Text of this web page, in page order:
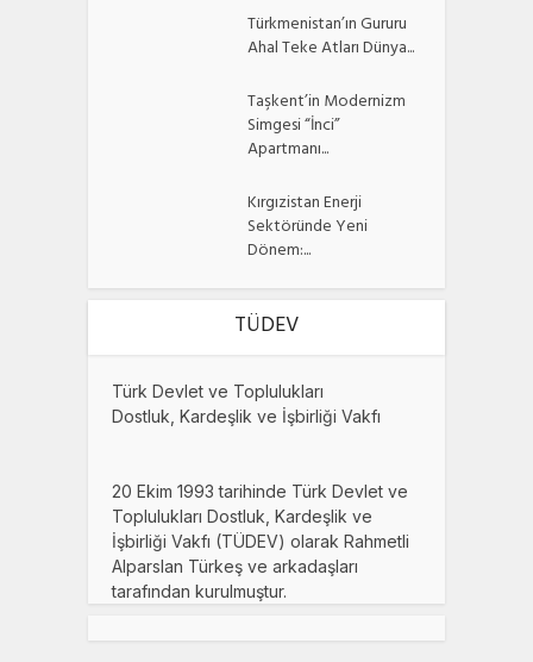
Türkmenistan’ın Gururu
Ahal Teke Atları Dünya...
Taşkent’in Modernizm
Simgesi “İnci”
Apartmanı...
Kırgızistan Enerji
Sektöründe Yeni
Dönem:...
TÜDEV
Türk Devlet ve Toplulukları
Dostluk, Kardeşlik ve İşbirliği Vakfı
20 Ekim 1993 tarihinde Türk Devlet ve
Toplulukları Dostluk, Kardeşlik ve
İşbirliği Vakfı (TÜDEV) olarak Rahmetli
Alparslan Türkeş ve arkadaşları
tarafından kurulmuştur.